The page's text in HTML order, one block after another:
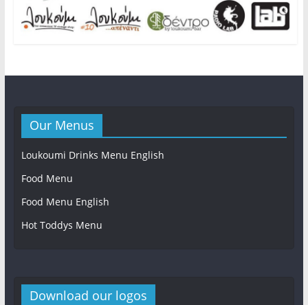
Our Menus
Loukoumi Drinks Menu English
Food Menu
Food Menu English
Hot Toddys Menu
Download our logos